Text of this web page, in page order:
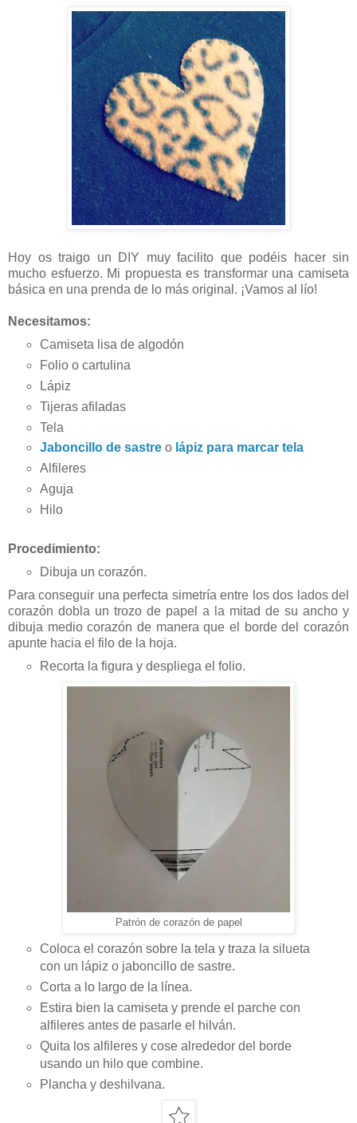
Hoy os traigo un DIY muy facilito que podéis hacer sin
mucho esfuerzo. Mi propuesta es transformar una camiseta
básica en una prenda de lo más original. ¡Vamos al lío!
Necesitamos:
Camiseta lisa de algodón
Folio o cartulina
Lápiz
Tijeras afiladas
Tela
Jaboncillo de sastreo lápiz para marcar tela
Alfileres
Aguja
Hilo
Procedimiento:
Dibuja un corazón.
Para conseguir una perfecta simetría entre los dos lados del
corazón dobla un trozo de papel a la mitad de su ancho y
dibuja medio corazón de manera que el borde del corazón
apunte hacia el filo de la hoja.
Recorta la figura y despliega el folio.
Patrón de corazón de papel
Coloca el corazón sobre la tela y traza la silueta
con un lápiz o jaboncillo de sastre.
Corta a lo largo de la línea.
Estira bien la camiseta y prende el parche con
alfileres antes de pasarle el hilván.
Quita los alfileres y cose alrededor del borde
usando un hilo que combine.
Plancha y deshilvana.